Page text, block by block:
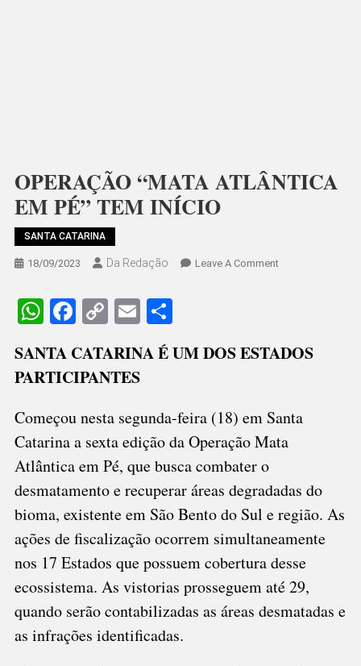
OPERAÇÃO “MATA ATLÂNTICA
EM PÉ” TEM INÍCIO
SANTA CATARINA
18/09/2023 Da Redação Leave A CommentOn
PÉ”
WhatsApp
Facebook
CopyEmail
SANTA CATARINA É UM DOS ESTADOS
PARTICIPANTES
Começou nesta segunda-feira (18) em Santa
Catarina a sexta edição da Operação Mata
Atlântica em Pé, que busca combater o
desmatamento e recuperar áreas degradadas do
bioma, existente em São Bento do Sul e região. As
ações de fiscalização ocorrem simultaneamente
nos 17 Estados que possuem cobertura desse
ecossistema. As vistorias prosseguem até 29,
quando serão contabilizadas as áreas desmatadas e
as infrações identificadas.